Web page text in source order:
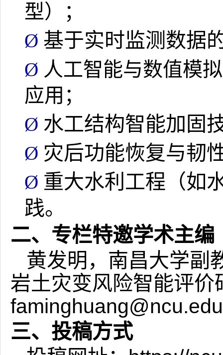
型）
；
Ø 基于实时监测数据
Ø 人工智能与数值模
应用 ；
Ø 水工结构智能加固
Ø 灾后功能恢复与韧
Ø 重大水利工程（如
践。
二、专栏特邀学术主编
黄发明，南昌大学副
岩土灾变风险智能评价
三、投稿方式